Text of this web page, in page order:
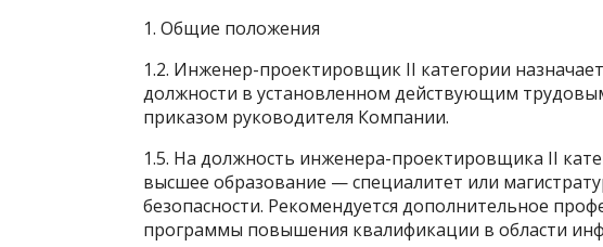
1. Общие положения
1.2. Инженер-проектировщик II категории
должности в установленном действующим
приказом руководителя Компании.
1.5. На должность инженера-проектировщика II
высшее образование — специалитет или
безопасности. Рекомендуется дополнительное
программы повышения квалификации в области